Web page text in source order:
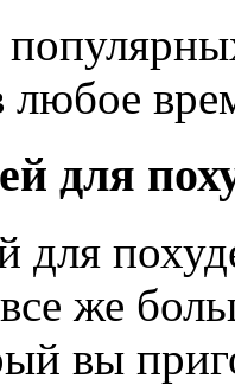
любое
для
для
же
вы